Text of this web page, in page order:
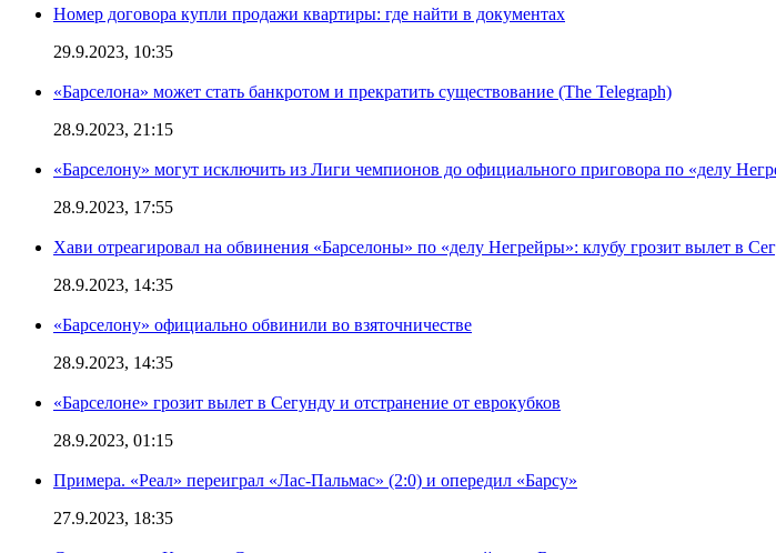
Номер договора купли продажи квартиры: где найти в документах
29.9.2023, 10:35
«Барселона» может стать банкротом и прекратить существование (The Telegraph)
28.9.2023, 21:15
«Барселону» могут исключить из Лиги чемпионов до официального приговора по «делу
28.9.2023, 17:55
Хави отреагировал на обвинения «Барселоны» по «делу Негрейры»: клубу грозит вылет в
28.9.2023, 14:35
«Барселону» официально обвинили во взяточничестве
28.9.2023, 14:35
«Барселоне» грозит вылет в Сегунду и отстранение от еврокубков
28.9.2023, 01:15
Примера. «Реал» переиграл «Лас-Пальмас» (2:0) и опередил «Барсу»
27.9.2023, 18:35